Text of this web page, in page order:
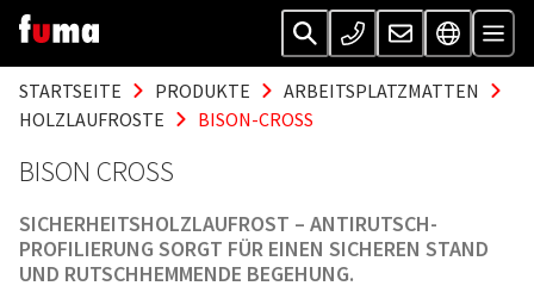
STARTSEITE PRODUKTE
ARBEITSPLATZMATTEN
HOLZLAUFROSTE
BISON-CROSS
BISON CROSS
SICHERHEITSHOLZLAUFROST – ANTIRUTSCH-
PROFILIERUNG SORGT FÜR EINEN SICHEREN STAND
UND RUTSCHHEMMENDE BEGEHUNG.